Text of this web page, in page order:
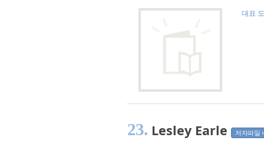
대표
23. Lesley Earle 저자파일